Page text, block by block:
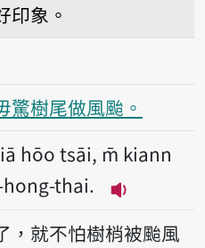
印象。
樹尾做風颱。
驚樹尾做風颱。
hōo tsāi, m̄ kiann
thai.
播放音讀
，就不怕樹梢被颱風